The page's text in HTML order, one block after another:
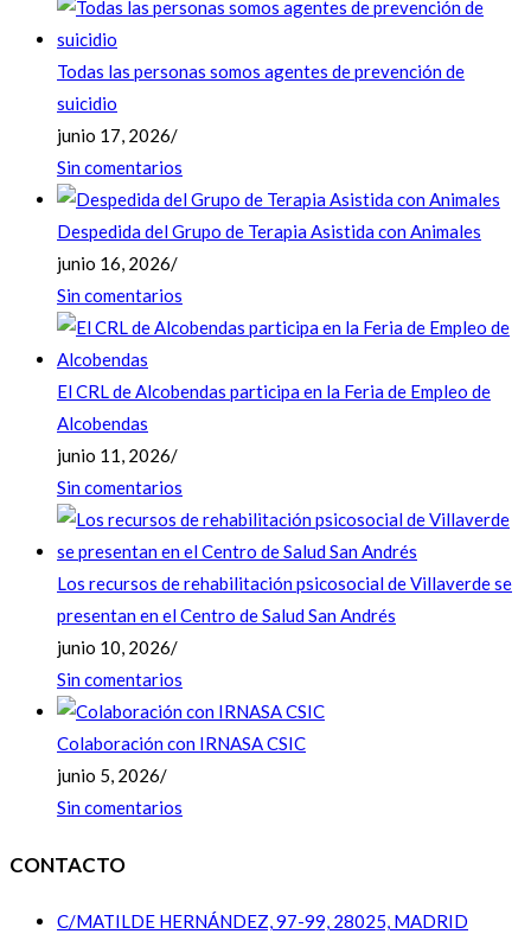
Todas las personas somos agentes de prevención de
suicidio
junio 17, 2026/
Sin comentarios
Despedida del Grupo de Terapia Asistida con Animales
junio 16, 2026/
Sin comentarios
El CRL de Alcobendas participa en la Feria de Empleo de
Alcobendas
junio 11, 2026/
Sin comentarios
Los recursos de rehabilitación psicosocial de Villaverde se
presentan en el Centro de Salud San Andrés
junio 10, 2026/
Sin comentarios
Colaboración con IRNASA CSIC
junio 5, 2026/
Sin comentarios
CONTACTO
C/MATILDE HERNÁNDEZ, 97-99, 28025, MADRID